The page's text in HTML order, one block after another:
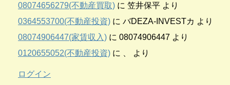
08074656279(不動産買取) に 笠井保平 より
0364553700(不動産投資) に バDEZA-INVESTカ より
08074906447(家賃収入) に 08074906447 より
0120655052(不動産投資) に より
ログイン